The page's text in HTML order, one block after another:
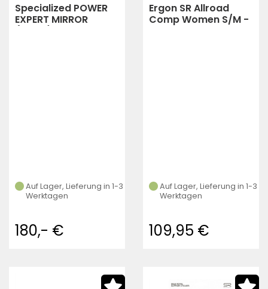
Specialized POWER
EXPERT MIRROR
Auf Lager, Lieferung in 1-3
Werktagen
180,- €
Ergon SR Allroad
Comp Women S/M -
Auf Lager, Lieferung in 1-3
Werktagen
109,95 €